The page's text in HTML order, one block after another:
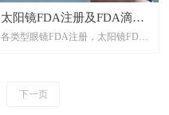
太阳镜FDA注册及FDA滴珠
测试
各类型眼镜FDA注册，太阳镜FDA
下一页